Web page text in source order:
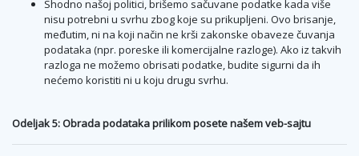
Shodno našoj politici, brišemo sačuvane podatke kada više
nisu potrebni u svrhu zbog koje su prikupljeni. Ovo brisanje,
međutim, ni na koji način ne krši zakonske obaveze čuvanja
podataka (npr. poreske ili komercijalne razloge). Ako iz takvih
razloga ne možemo obrisati podatke, budite sigurni da ih
nećemo koristiti ni u koju drugu svrhu.
Odeljak 5: Obrada podataka prilikom posete našem veb-sajtu